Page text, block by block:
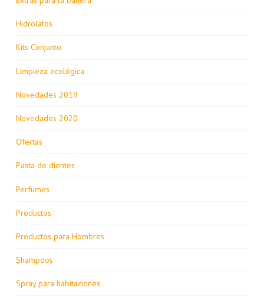
Hidrolatos
Kits Conjunto
Limpieza ecológica
Novedades 2019
Novedades 2020
Ofertas
Pasta de dientes
Perfumes
Productos
Productos para Hombres
Shampoos
Spray para habitaciones